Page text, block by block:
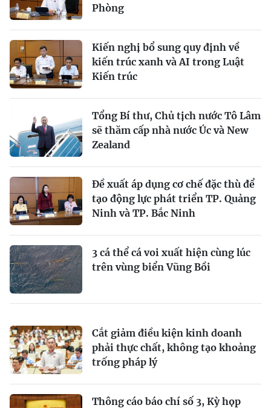
Phòng
Kiến nghị bổ sung quy định về
kiến trúc xanh và AI trong Luật
Kiến trúc
Tổng Bí thư, Chủ tịch nước Tô Lâm
sẽ thăm cấp nhà nước Úc và New
Zealand
Đề xuất áp dụng cơ chế đặc thù để
tạo động lực phát triển TP. Quảng
Ninh và TP. Bắc Ninh
3 cá thể cá voi xuất hiện cùng lúc
trên vùng biển Vũng Bồi
Cắt giảm điều kiện kinh doanh
phải thực chất, không tạo khoảng
trống pháp lý
Thông cáo báo chí số 3, Kỳ họp